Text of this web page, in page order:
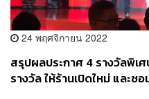
24 พฤศจิกายน 2022
สรุปผลประกาศ 4 รางวัลพิเ
รางวัล ให้ร้านเปิดใหม่ และซ